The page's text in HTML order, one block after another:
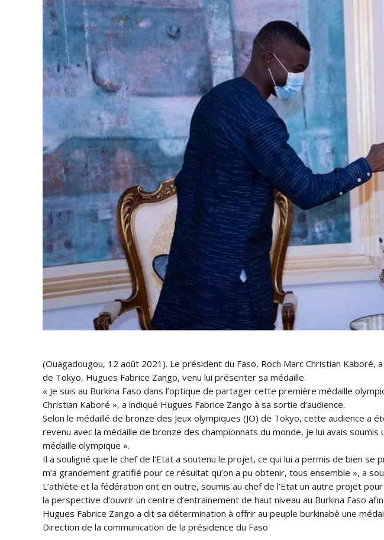
(Ouagadougou, 12 août 2021). Le président du Faso, Roch Marc Christian
de Tokyo, Hugues Fabrice Zango, venu lui présenter sa médaille.
« Je suis au Burkina Faso dans l’optique de partager cette première médaille
Christian Kaboré », a indiqué Hugues Fabrice Zango à sa sortie d’audience.
Selon le médaillé de bronze des Jeux olympiques (JO) de Tokyo, cette audience a
revenu avec la médaille de bronze des championnats du monde, je lui avais
médaille olympique ».
Il a souligné que le chef de l’Etat a soutenu le projet, ce qui lui a permis de bien
m’a grandement gratifié pour ce résultat qu’on a pu obtenir, tous ensemble », a
L’athlète et la fédération ont en outre, soumis au chef de l’Etat un autre projet
la perspective d’ouvrir un centre d’entrainement de haut niveau au Burkina Faso
Hugues Fabrice Zango a dit sa détermination à offrir au peuple burkinabè une
Direction de la communication de la présidence du Faso